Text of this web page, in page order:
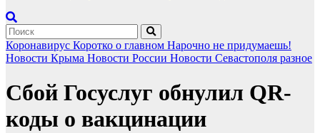
Коронавирус Коротко о главном Нарочно не придумаешь!
Новости Крыма Новости России Новости Севастополя разное
Сбой Госуслуг обнулил QR-
коды о вакцинации